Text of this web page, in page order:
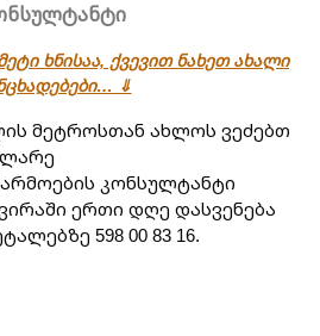
ხნისაა, ქვევით ნახეთ ახალი
⇓
მეტროსთან ახლოს ვეძებთ
კონსულტანტი
ერთი დღე დასვენება
598 00 83 16.